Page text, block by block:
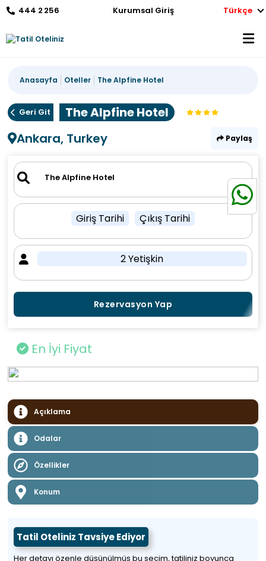
444 2 256 Kurumsal Giriş Türkçe
Anasayfa Oteller The Alpfine Hotel
Geri Git
The Alpfine Hotel
Ankara, Turkey
Paylaş
Giriş Tarihi Çıkış Tarihi
2 Yetişkin
Rezervasyon Yap
En İyi Fiyat
Açıklama
Odalar
Özellikler
Konum
Tatil Oteliniz Tavsiye Ediyor
Her detayı özenle düşünülmüş bu seçim, tatiliniz boyunca